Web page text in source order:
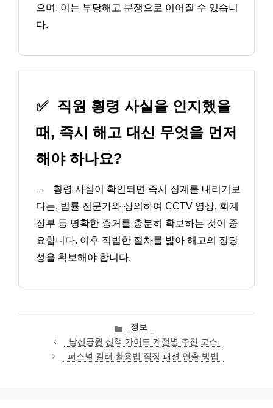
으며, 이는 부당해고 분쟁으로 이어질 수 있습니
다.
✅ 직원 횡령 사실을 인지했을
때, 즉시 해고 대신 무엇을 먼저
해야 하나요?
→
횡령 사실이 확인되면 즉시 징계를 내리기보
다는, 법률 전문가와 상의하여 CCTV 영상, 회계
장부 등 명확한 증거를 충분히 확보하는 것이 중
요합니다. 이후 적법한 절차를 밟아 해고의 정당
성을 확보해야 합니다.
카
테
고
리
정보
남산공원 산책 가이드 계절별 추천 코스
퍼스널 컬러 활용법 직장 패션 연출 방법